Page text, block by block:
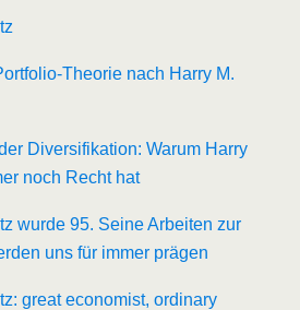
Theo­rie nach Har­ry M.
Diver­si­fi­ka­ti­on: War­um Har­ry
noch Recht hat
wur­de 95. Sei­ne Arbei­ten zur
uns für immer prägen
gre­at eco­no­mist, ordi­na­ry